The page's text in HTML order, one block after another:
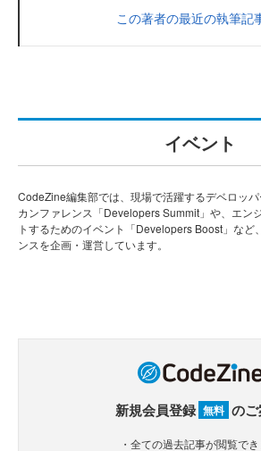
この著者の最近の執筆記
イベント
CodeZine編集部では、現場で活躍するデベロッ
カンファレンス「Developers Summit」や、エン
トするためのイベント「Developers Boost」など
ンスを企画・運営しています。